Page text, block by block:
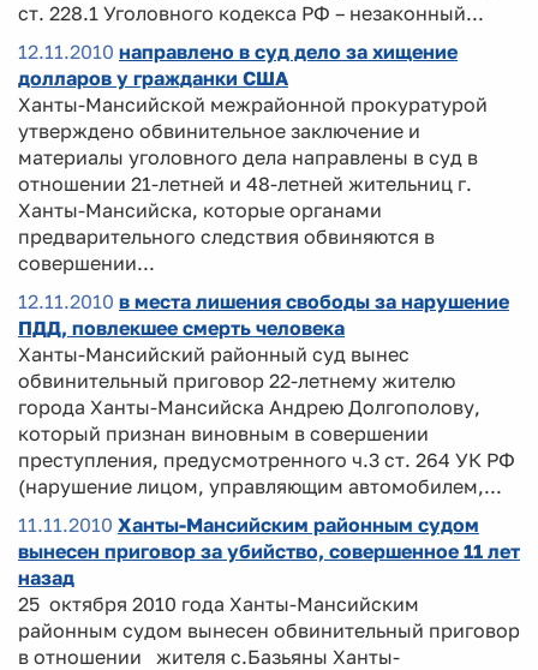
ст. 228.1 Уголовного кодекса РФ – незаконный...
12.11.2010 направлено в суд дело за хищение
долларов у гражданки США
Ханты-Мансийской межрайонной прокуратурой
утверждено обвинительное заключение и
материалы уголовного дела направлены в суд в
отношении 21-летней и 48-летней жительниц г.
Ханты-Мансийска, которые органами
предварительного следствия обвиняются в
совершении...
12.11.2010 в места лишения свободы за нарушение
ПДД, повлекшее смерть человека
Ханты-Мансийский районный суд вынес
обвинительный приговор 22-летнему жителю
города Ханты-Мансийска Андрею Долгополову,
который признан виновным в совершении
преступления, предусмотренного ч.3 ст. 264 УК РФ
(нарушение лицом, управляющим автомобилем,...
11.11.2010 Ханты-Мансийским районным судом
вынесен приговор за убийство, совершенное 11 лет
назад
25 октября 2010 года Ханты-Мансийским
районным судом вынесен обвинительный приговор
в отношении жителя с.Базьяны Ханты-